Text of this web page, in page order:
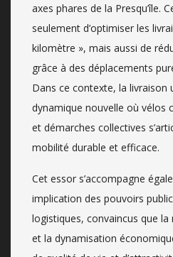
axes phares de la Presqu’île.
seulement d’optimiser les
kilomètre », mais aussi de
grâce à des déplacements
Dans ce contexte, la livraison
dynamique nouvelle où vélos
et démarches collectives
mobilité durable et efficace.
Cet essor s’accompagne
implication des pouvoirs
logistiques, convaincus que
et la dynamisation